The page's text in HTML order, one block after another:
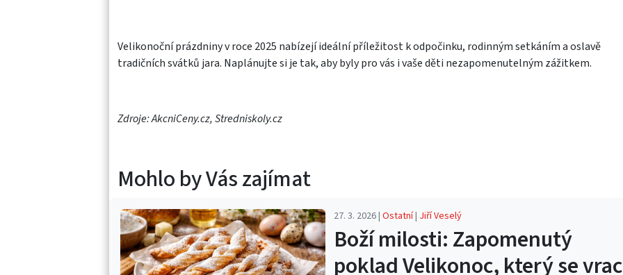
Velikonoční prázdniny v roce 2025 nabízejí ideální příležitost k odpočinku, rodinným setkáním a oslavě
tradičních svátků jara. Naplánujte si je tak, aby byly pro vás i vaše děti nezapomenutelným zážitkem.
Zdroje: AkcniCeny.cz, Stredniskoly.cz
Mohlo by Vás zajímat
27. 3. 2026 | Ostatní| Jiří Veselý
Boží milosti: Zapomenutý
poklad Velikonoc, který se